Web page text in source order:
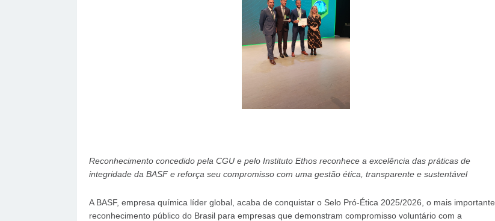
Reconhecimento concedido pela CGU e pelo Instituto Ethos reconhece a excelência das práticas de
integridade da BASF e reforça seu compromisso com uma gestão ética, transparente e sustentável
A BASF, empresa química líder global, acaba de conquistar o Selo Pró-Ética 2025/2026, o mais importante
reconhecimento público do Brasil para empresas que demonstram compromisso voluntário com a